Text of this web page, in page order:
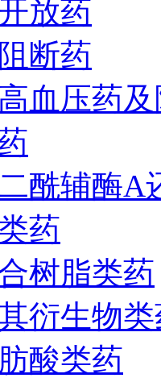
放药
断药
血压药
酰辅酶A
药
树脂类药
衍生物
酸类药